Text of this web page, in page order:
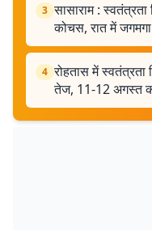
3 सासाराम :
कोचस, रात में जगमगा
4 रोहतास में स्वतंत्रता
तेज, 11-12 अगस्त